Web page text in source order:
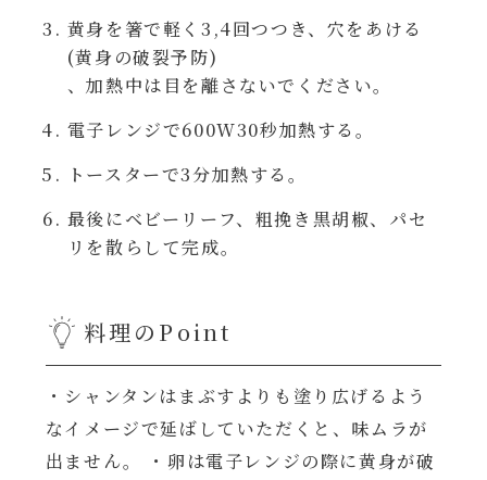
お子さま
節分
こどもの日
ハコネーゼ イカスミ
ハコネーゼ アラビアータ
ハコネーゼ クリーミーボロネーゼ
黄身を箸で軽く3,4回つつき、穴をあける
(黄身の破裂予防)
、加熱中は目を離さないでください。
電子レンジで600W30秒加熱する。
トースターで3分加熱する。
最後にベビーリーフ、粗挽き黒胡椒、パセ
リを散らして完成。
料理のPoint
・シャンタンはまぶすよりも塗り広げるよう
なイメージで延ばしていただくと、味ムラが
出ません。 ・卵は電子レンジの際に黄身が破